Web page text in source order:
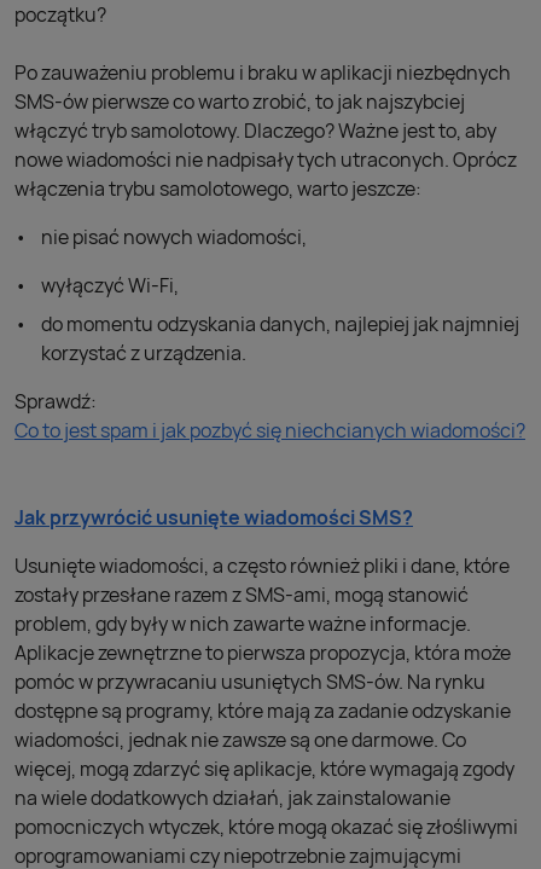
początku?
Po zauważeniu problemu i braku w aplikacji niezbędnych
SMS-ów pierwsze co warto zrobić, to jak najszybciej
włączyć tryb samolotowy. Dlaczego? Ważne jest to, aby
nowe wiadomości nie nadpisały tych utraconych. Oprócz
włączenia trybu samolotowego, warto jeszcze:
nie pisać nowych wiadomości,
wyłączyć Wi-Fi,
do momentu odzyskania danych, najlepiej jak najmniej
korzystać z urządzenia.
​​​​​​​Sprawdź:
Co to jest spam i jak pozbyć się niechcianych wiadomości?
Jak przywrócić usunięte wiadomości SMS?
Usunięte wiadomości, a często również pliki i dane, które
zostały przesłane razem z SMS-ami, mogą stanowić
problem, gdy były w nich zawarte ważne informacje.
Aplikacje zewnętrzne to pierwsza propozycja, która może
pomóc w przywracaniu usuniętych SMS-ów. Na rynku
dostępne są programy, które mają za zadanie odzyskanie
wiadomości, jednak nie zawsze są one darmowe. Co
więcej, mogą zdarzyć się aplikacje, które wymagają zgody
na wiele dodatkowych działań, jak zainstalowanie
pomocniczych wtyczek, które mogą okazać się złośliwymi
oprogramowaniami czy niepotrzebnie zajmującymi